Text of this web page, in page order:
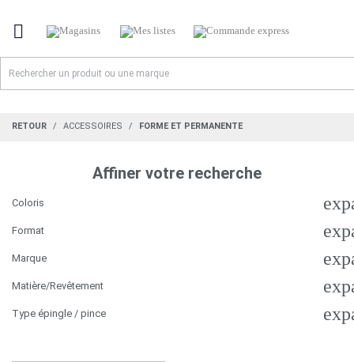

RETOUR ACCESSOIRES FORME ET PERMANENTE
Affiner votre recherche
Coloris
Format
Marque
Matière/Revêtement
Type épingle / pince